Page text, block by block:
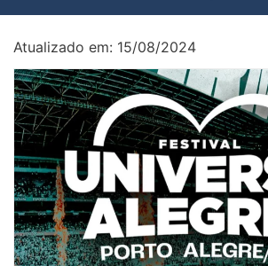
Atualizado em: 15/08/2024